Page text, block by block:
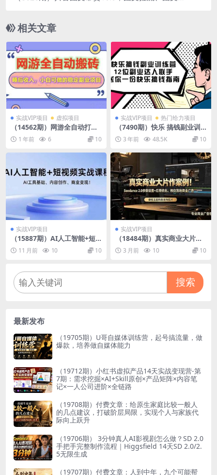
相关文章
实战VIP项目 虚拟项目
（14562期）网游全自动打金
搬砖，睡后收入，操作简单小
白可做的长期副业项目
1 年前 6 10
实战VIP项目 热门给力项目
（7490期）快乐 搞钱副业训
练营，12位副业达人联手送你
一份快乐搞钱指南
3 年前 48.5K 10
实战VIP项目
（15887期）AI人工智能+短
视频实战课程：AI工具基础、
内容创作、商业变现！
11 月前 10 10
实战VIP项目
（18484期）真实商业大片作
案例！Seedance 2.0参数设置
+后期优化，教你落地商业广
3 月前 10 10
搜索
最新发布
（19705期）U哥自媒体训练营，起号搞流量，做
爆款，培养做自媒体能力
（19712期）小红书虚拟产品14天实战变现营-第
7期：需求挖掘×AI+Skill原创×产品矩阵×内容笔
记×一人公司进阶×全链路
（19708期）付费文章：给原生家庭比较一般人
的几点建议，打破阶层局限，实现个人与家族代
际向上跃升
（19706期） 3分钟真人AI影视剧怎么做？SD 2.0
手把手完整制作流程｜Higgsfield 14天SD 2.0/2.
5无限生成
（19707期）付费文章：人到中年，九个可能帮